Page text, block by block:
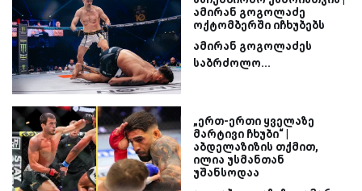
ამირან გოგოლაძე
ოქტომბერში იჩხუბებს
ამირან გოგოლაძეს
საბრძოლო...
„ერთ-ერთი ყველაზე
მარტივი ჩხუბი“ |
აბდელაზიზის თქმით,
ილია უსმანთან
უშანსოდაა